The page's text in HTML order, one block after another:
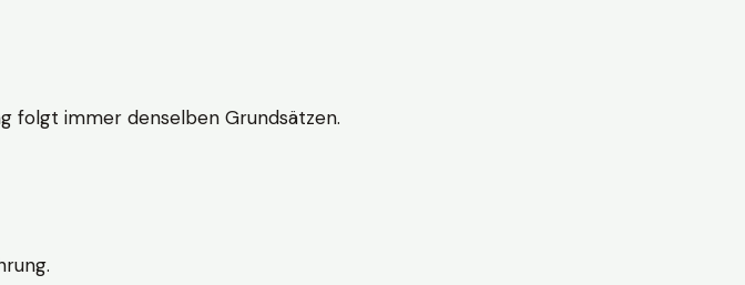
folgt immer denselben Grundsätzen.